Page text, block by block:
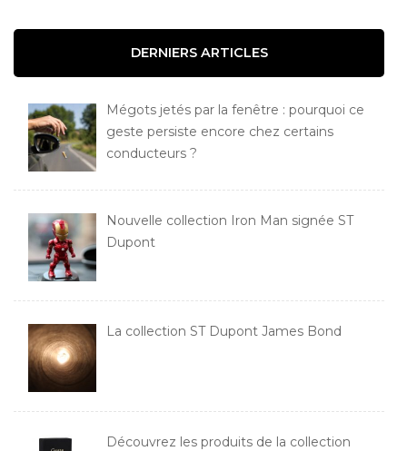
DERNIERS ARTICLES
Mégots jetés par la fenêtre : pourquoi ce
geste persiste encore chez certains
conducteurs ?
Nouvelle collection Iron Man signée ST
Dupont
La collection ST Dupont James Bond
Découvrez les produits de la collection